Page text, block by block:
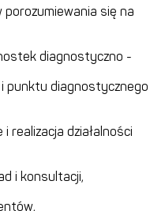
się na
diagnostyczno -
i punktu diagnostycznego
realizacja działalności
i konsultacji,